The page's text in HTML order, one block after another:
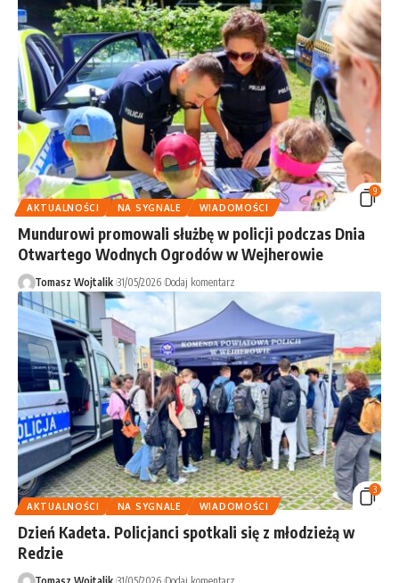
9
AKTUALNOŚCI
NA SYGNALE WIADOMOŚCI
Mundurowi promowali służbę w policji podczas Dnia
Otwartego Wodnych Ogrodów w Wejherowie
Tomasz Wojtalik 31/05/2026 Dodaj komentarz
3
AKTUALNOŚCI
NA SYGNALE WIADOMOŚCI
Dzień Kadeta. Policjanci spotkali się z młodzieżą w
Redzie